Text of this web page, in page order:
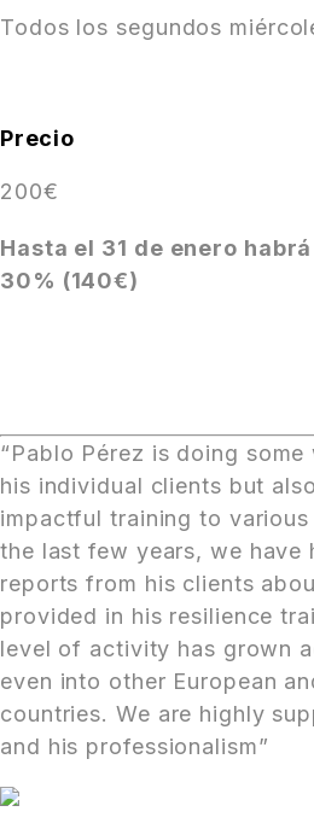
Todos los segundos
Precio
200€
Hasta el 31 de enero
30% (140€)
“Pablo Pérez is doing
his individual clients but
impactful training to
the last few years, we have
reports from his clients
provided in his resilience
level of activity has grown
even into other European
countries. We are highly
and his professionalism”